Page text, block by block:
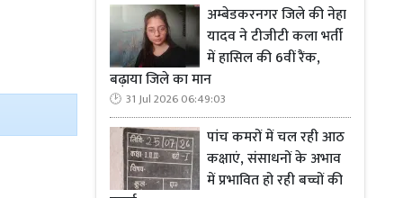
अम्बेडकरनगर जिले की नेहा
यादव ने टीजीटी कला भर्ती
में हासिल की 6वीं रैंक,
बढ़ाया जिले का मान
31 Jul 2026 06:49:03
पांच कमरों में चल रही आठ
कक्षाएं, संसाधनों के अभाव
में प्रभावित हो रही बच्चों की